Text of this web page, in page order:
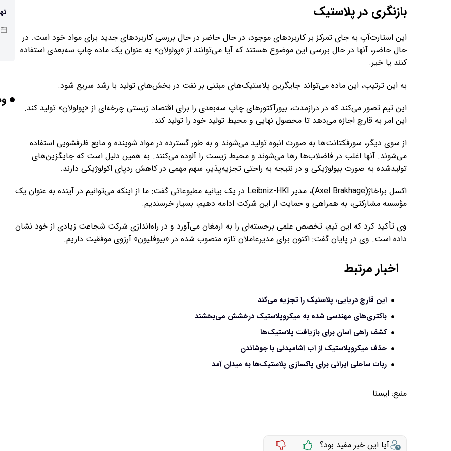
بازنگری در پلاستیک
این استارت‌آپ به جای تمرکز بر کاربردهای موجود، در حال حاضر در حال بررسی کاربردهای جدید برای مواد خود است. در
حال حاضر، آنها در حال بررسی این موضوع هستند که آیا می‌توانند از «پولولان» به عنوان یک ماده چاپ سه‌بعدی استفاده
کنند یا خیر.
به این ترتیب، این ماده می‌تواند جایگزین پلاستیک‌های مبتنی بر نفت در بخش‌های تولید با رشد سریع شود.
این تیم تصور می‌کند که در درازمدت، بیورآکتورهای چاپ سه‌بعدی را برای اقتصاد زیستی چرخه‌ای از «پولولان» تولید کند.
این امر به قارچ اجازه می‌دهد تا محصول نهایی و محیط تولید خود را تولید کند.
از سوی دیگر، سورفکتانت‌ها به صورت انبوه تولید می‌شوند و به طور گسترده در مواد شوینده و مایع ظرفشویی استفاده
می‌شوند. آنها اغلب در فاضلاب‌ها رها می‌شوند و محیط زیست را آلوده می‌کنند. به همین دلیل است که جایگزین‌های
تولیدشده به صورت بیولوژیکی و در نتیجه به راحتی تجزیه‌پذیر، سهم مهمی در کاهش ردپای اکولوژیکی دارند.
اکسل براخاژ(Axel Brakhage)، مدیر Leibniz-HKI در یک بیانیه مطبوعاتی گفت: ما از اینکه می‌توانیم در آینده به عنوان یک
مؤسسه مشارکتی، به همراهی و حمایت از این شرکت ادامه دهیم، بسیار خرسندیم.
وی تأکید کرد که این تیم، تخصص علمی برجسته‌ای را به ارمغان می‌آورد و در راه‌اندازی شرکت شجاعت زیادی از خود نشان
داده است. وی در پایان گفت: اکنون برای مدیرعاملان تازه منصوب شده در «بیوفلیون» آرزوی موفقیت داریم.
اخبار مرتبط
این قارچ دریایی، پلاستیک را تجزیه می‌کند
باکتری‌های مهندسی شده به میکروپلاستیک درخشش می‌بخشند
کشف راهی آسان برای بازیافت پلاستیک‌ها
حذف میکروپلاستیک از آب آشامیدنی با جوشاندن
ربات ساحلی ایرانی برای پاکسازی پلاستیک‌ها به میدان آمد
منبع: ايسنا
آیا این خبر مفید بود؟